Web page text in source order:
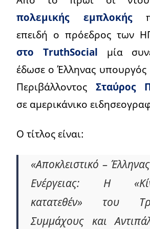
πολεμικής εμπλοκής
επειδή ο πρόεδρος των
στο TruthSocial μία
έδωσε ο Έλληνας υπουργός
Περιβάλλοντος Σταύρος
σε αμερικάνικο
Ο τίτλος είναι:
«Αποκλειστικό –
Ενέργειας: Η
κατατεθέν» του
Συμμάχους και